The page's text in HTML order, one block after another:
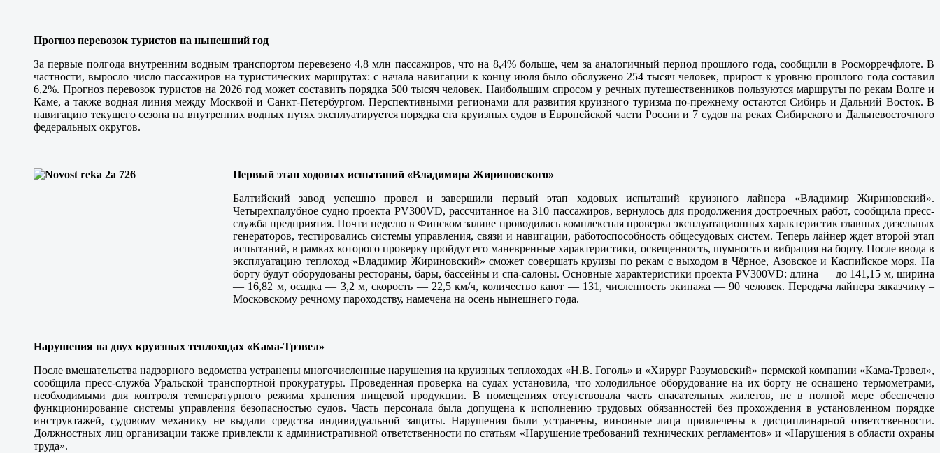
Прогноз перевозок туристов на нынешний год
За первые полгода внутренним водным транспортом перевезено 4,8 млн пассажиров, что на 8,4% больше, чем за аналогичный период прошлого года, сообщили в Росморречфлоте. В
частности, выросло число пассажиров на туристических маршрутах: с начала навигации к концу июля было обслужено 254 тысяч человек, прирост к уровню прошлого года составил
6,2%. Прогноз перевозок туристов на 2026 год может составить порядка 500 тысяч человек. Наибольшим спросом у речных путешественников пользуются маршруты по рекам Волге и
Каме, а также водная линия между Москвой и Санкт-Петербургом. Перспективными регионами для развития круизного туризма по-прежнему остаются Сибирь и Дальний Восток. В
навигацию текущего сезона на внутренних водных путях эксплуатируется порядка ста круизных судов в Европейской части России и 7 судов на реках Сибирского и Дальневосточного
федеральных округов.
Первый этап ходовых испытаний «Владимира Жириновского»
Балтийский завод успешно провел и завершили первый этап ходовых испытаний круизного лайнера «Владимир Жириновский».
Четырехпалубное судно проекта PV300VD, рассчитанное на 310 пассажиров, вернулось для продолжения достроечных работ, сообщила пресс-
служба предприятия. Почти неделю в Финском заливе проводилась комплексная проверка эксплуатационных характеристик главных дизельных
генераторов, тестировались системы управления, связи и навигации, работоспособность общесудовых систем. Теперь лайнер ждет второй этап
испытаний, в рамках которого проверку пройдут его маневренные характеристики, освещенность, шумность и вибрация на борту. После ввода в
эксплуатацию теплоход «Владимир Жириновский» сможет совершать круизы по рекам с выходом в Чёрное, Азовское и Каспийское моря. На
борту будут оборудованы рестораны, бары, бассейны и спа-салоны. Основные характеристики проекта PV300VD: длина — до 141,15 м, ширина
— 16,82 м, осадка — 3,2 м, скорость — 22,5 км/ч, количество кают — 131, численность экипажа — 90 человек. Передача лайнера заказчику –
Московскому речному пароходству, намечена на осень нынешнего года.
Нарушения на двух круизных теплоходах «Кама-Трэвел»
После вмешательства надзорного ведомства устранены многочисленные нарушения на круизных теплоходах «Н.В. Гоголь» и «Хирург Разумовский» пермской компании «Кама-Трэвел»,
сообщила пресс-служба Уральской транспортной прокуратуры. Проведенная проверка на судах установила, что холодильное оборудование на их борту не оснащено термометрами,
необходимыми для контроля температурного режима хранения пищевой продукции. В помещениях отсутствовала часть спасательных жилетов, не в полной мере обеспечено
функционирование системы управления безопасностью судов. Часть персонала была допущена к исполнению трудовых обязанностей без прохождения в установленном порядке
инструктажей, судовому механику не выдали средства индивидуальной защиты. Нарушения были устранены, виновные лица привлечены к дисциплинарной ответственности.
Должностных лиц организации также привлекли к административной ответственности по статьям «Нарушение требований технических регламентов» и «Нарушения в области охраны
труда».